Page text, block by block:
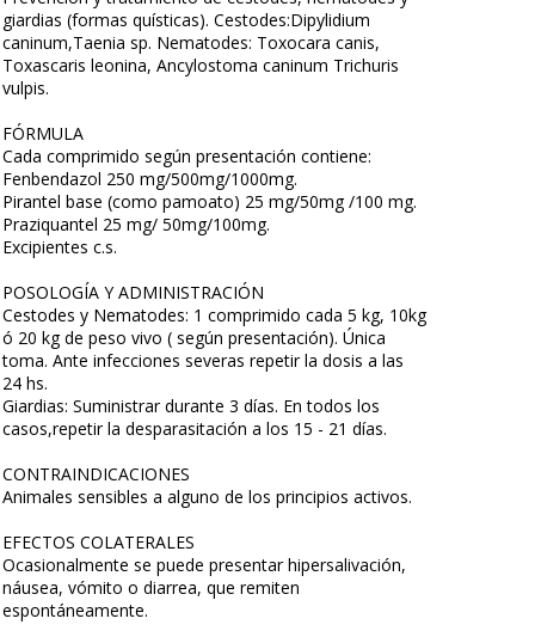
giardias (formas quísticas). Cestodes:Dipylidium
caninum,Taenia sp. Nematodes: Toxocara canis,
Toxascaris leonina, Ancylostoma caninum Trichuris
vulpis.
FÓRMULA
Cada comprimido según presentación contiene:
Fenbendazol 250 mg/500mg/1000mg.
Pirantel base (como pamoato) 25 mg/50mg /100 mg.
Praziquantel 25 mg/ 50mg/100mg.
Excipientes c.s.
POSOLOGÍA Y ADMINISTRACIÓN
Cestodes y Nematodes: 1 comprimido cada 5 kg, 10kg
ó 20 kg de peso vivo ( según presentación). Única
toma. Ante infecciones severas repetir la dosis a las
24 hs.
Giardias: Suministrar durante 3 días. En todos los
casos,repetir la desparasitación a los 15 - 21 días.
CONTRAINDICACIONES
Animales sensibles a alguno de los principios activos.
EFECTOS COLATERALES
Ocasionalmente se puede presentar hipersalivación,
náusea, vómito o diarrea, que remiten
espontáneamente.